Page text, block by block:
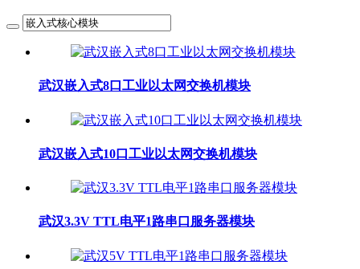
武汉嵌入式8口工业以太网交换机模块
武汉嵌入式10口工业以太网交换机模块
武汉3.3V TTL电平1路串口服务器模块